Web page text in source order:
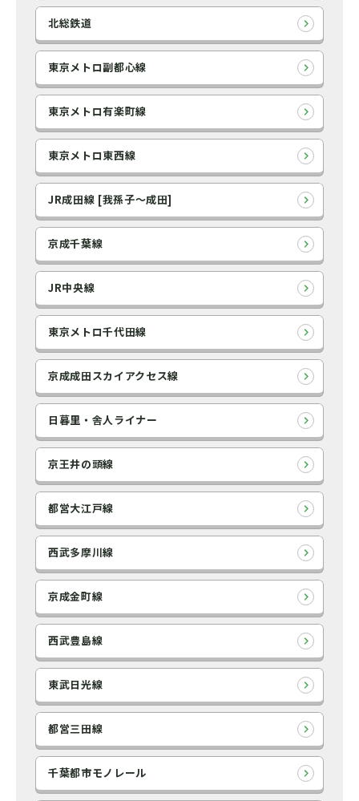
北総鉄道
東京メトロ副都心線
東京メトロ有楽町線
東京メトロ東西線
JR成田線 [我孫子～成田]
京成千葉線
JR中央線
東京メトロ千代田線
京成成田スカイアクセス線
日暮里・舎人ライナー
京王井の頭線
都営大江戸線
西武多摩川線
京成金町線
西武豊島線
東武日光線
都営三田線
千葉都市モノレール